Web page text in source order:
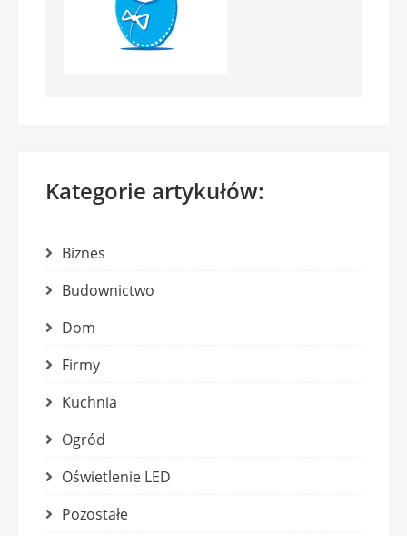
Kategorie artykułów:
Biznes
Budownictwo
Dom
Firmy
Kuchnia
Ogród
Oświetlenie LED
Pozostałe